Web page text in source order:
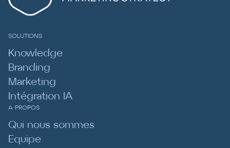
SOLUTIONS
Knowledge
Branding
Marketing
Intégration IA
A PROPOS
Qui nous sommes
Equipe